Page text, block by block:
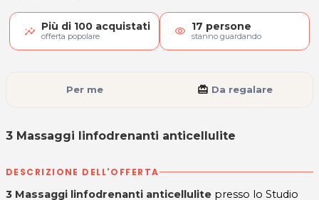
Più di 100 acquistati
offerta popolare visibility 17 persone
stanno guardando
3 Massaggi linfodrenanti anticellulite
Per me card_giftcard Da regalare
DESCRIZIONE DELL'OFFERTA
3 Massaggi linfodrenanti anticellulite presso lo Studio